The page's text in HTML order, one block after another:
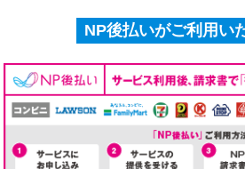
NP後払いがご利用い